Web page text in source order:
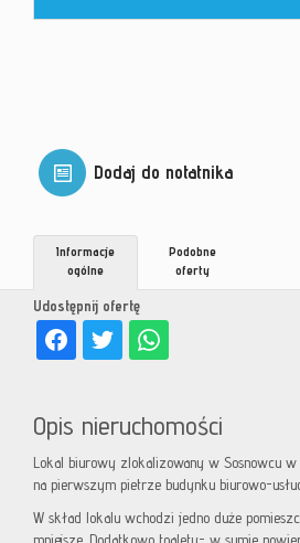
Dodaj do notatnika
Udostępnij ofertę
Informacje
ogólne
Podobne
oferty
Opis nieruchomości
Lokal biurowy zlokalizowany w Sosnowcu
na pierwszym pietrze budynku biurowo-
W skład lokalu wchodzi jedno duże